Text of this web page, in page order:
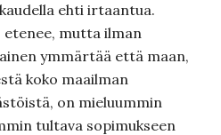
ehti irtaantua.
mutta ilman
ymmärtää että maan,
koko maailman
on mieluummin
tultava sopimukseen